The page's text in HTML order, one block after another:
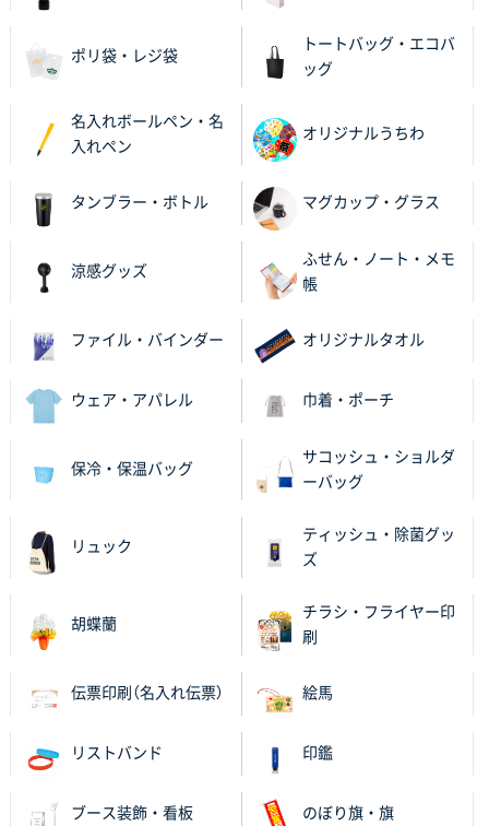
ワンポイント箔押し紙袋 Sサイズ(A5対応) 100枚
営業ご担当者さまより、ご丁寧なサポートをいただ
き、他のネット印刷サービスよりも安心して購入まで
進められました。
大阪府V社様
【ポリ袋】特別ご注文ページ3000枚
昨年利用した時に、納期と金額面でかなり業者さんを
納期がギリギリだったにも関わらず、丁寧に対応して
頂きました。 今回も無理を言っておりますが、丁寧な
対応を頂いており助かっております。
レギュラーのぼり（W600mm×H1800mm） 4枚
不織布スクエアトート(A4サイズ)
2025年10月28日 17:10
岡山県K社様
2025年10月28日 09:06
ポリ袋・レジ袋
トートバッグ・エコバ
ッグ
名入れボールペン・名
入れペン
オリジナルうちわ
タンブラー・ボトル マグカップ・グラス
涼感グッズ
ふせん・ノート・メモ
帳
ファイル・バインダー オリジナルタオル
ウェア・アパレル 巾着・ポーチ
保冷・保温バッグ
サコッシュ・ショルダ
ーバッグ
リュック
ティッシュ・除菌グッ
ズ
胡蝶蘭
チラシ・フライヤー印
刷
伝票印刷（名入れ伝票） 絵馬
リストバンド 印鑑
ブース装飾・看板 のぼり旗・旗